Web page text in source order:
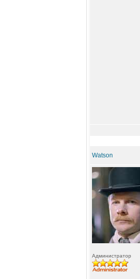
Watson
Администратор